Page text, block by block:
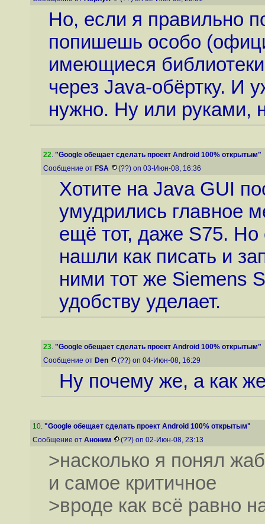
Но, если я правильно
попишешь особо
имеющиеся
через Java-обёртку. И
нужно. Ну или руками,
22. "Google обещает сделать проект Android 100% открытым"
Сообщение от FSA (??) on 03-Июн-08, 16:36
Хотите на Java GUI
умудрились главное
ещё тот, даже S75. Но
нашли как писать и
ними тот же Siemens
удобству уделает.
23. "Google обещает сделать проект Android 100% открытым"
Сообщение от Den (??) on 04-Июн-08, 16:29
Ну почему же, а как
10. "Google обещает сделать проект Android 100% открытым"
Сообщение от Аноним (??) on 02-Июн-08, 23:13
>насколько я понял
и самое критичное
>вроде как всё равно